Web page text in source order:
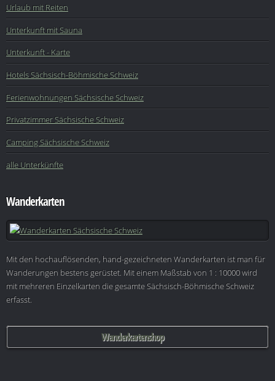
Urlaub mit Reiten
Unterkunft mit Sauna
Unterkunft - Karte
Hotels Sächsisch-Böhmische Schweiz
Ferienwohnungen Sächsische Schweiz
Privatzimmer Sächsische Schweiz
Camping Sächsische Schweiz
alle Unterkünfte
Wanderkarten
Mit den hochauflösenden, hand-gezeichneten Wanderkarten ist man für
Wanderungen bestens gerüstet. Mit einem Maßstab von 1 : 10000 wird
mit mehreren Einzelkarten die gesamte Sächsisch-Böhmische Schweiz
erfasst.
Wanderkartenshop